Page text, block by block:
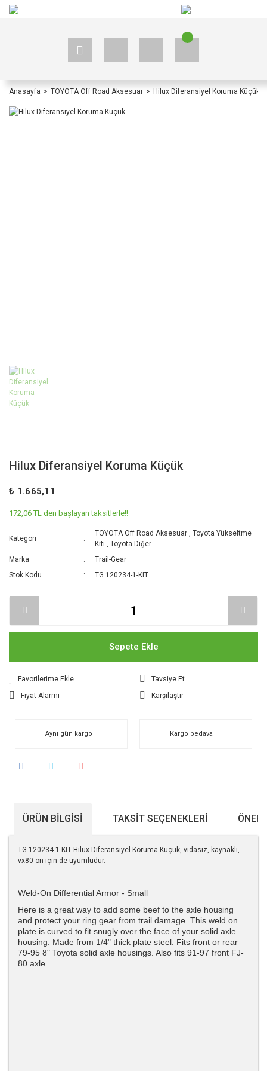
Anasayfa TOYOTA Off Road Aksesuar Hilux Diferansiyel Koruma Küçük
Hilux Diferansiyel Koruma Küçük
₺ 1.665,11
172,06 TL den başlayan taksitlerle!!
Kategori
TOYOTA Off Road Aksesuar ,Toyota Yükseltme
Kiti
,Toyota Diğer
Marka
Trail-Gear
Stok Kodu
TG 120234-1-KIT
Sepete Ekle
Tavsiye Et
Fiyat Alarmı
Karşılaştır
Aynı gün kargo Kargo bedava
ÜRÜN BILGISI TAKSIT SEÇENEKLERI
TG 120234-1-KIT Hilux Diferansiyel Koruma Küçük, vidasız, kaynaklı,
vx80 ön için de uyumludur.
Weld-On Differential Armor - Small
Here is a great way to add some beef to the axle housing
and protect your ring gear from trail damage. This weld on
plate is curved to fit snugly over the face of your solid axle
housing. Made from 1/4" thick plate steel. Fits front or rear
79-95 8" Toyota solid axle housings. Also fits 91-97 front FJ-
80 axle.